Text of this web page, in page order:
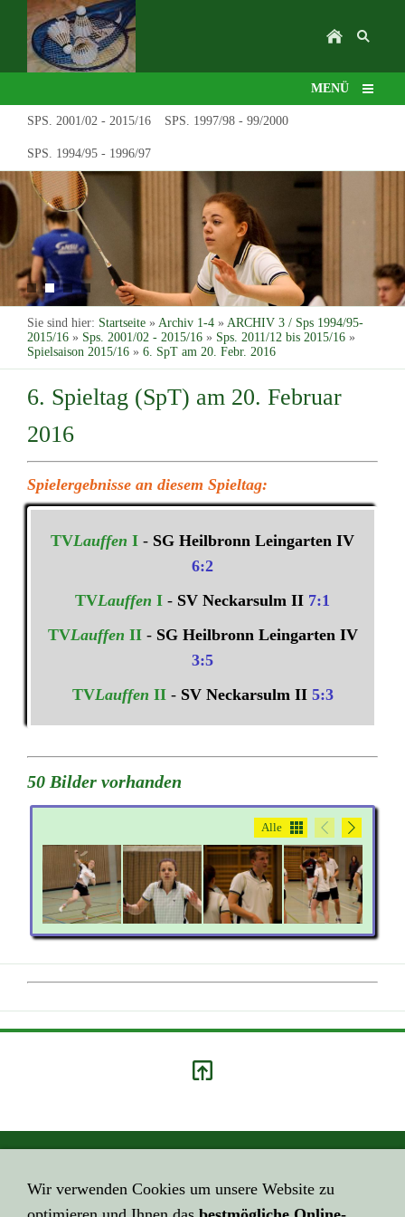
MENÜ
SPS. 2001/02 - 2015/16 SPS. 1997/98 - 99/2000
SPS. 1994/95 - 1996/97
Sie sind hier: Startseite » Archiv 1-4 » ARCHIV 3 / Sps 1994/95-
2015/16 » Sps. 2001/02 - 2015/16 » Sps. 2011/12 bis 2015/16 »
Spielsaison 2015/16 » 6. SpT am 20. Febr. 2016
6. Spieltag (SpT) am 20. Februar
2016
Spielergebnisse an diesem Spieltag:
TVLauffen I - SG Heilbronn Leingarten IV
6:2
TVLauffen I - SV Neckarsulm II 7:1
TVLauffen II - SG Heilbronn Leingarten IV
3:5
TVLauffen II - SV Neckarsulm II 5:3
50 Bilder vorhanden
Alle
Impressum
Wir verwenden Cookies um unsere Website zu